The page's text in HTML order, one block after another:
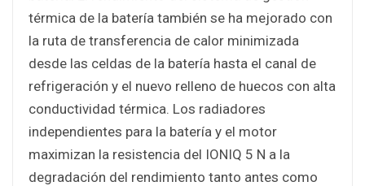
térmica de la batería también se ha mejorado con
la ruta de transferencia de calor minimizada
desde las celdas de la batería hasta el canal de
refrigeración y el nuevo relleno de huecos con alta
conductividad térmica. Los radiadores
independientes para la batería y el motor
maximizan la resistencia del IONIQ 5 N a la
degradación del rendimiento tanto antes como